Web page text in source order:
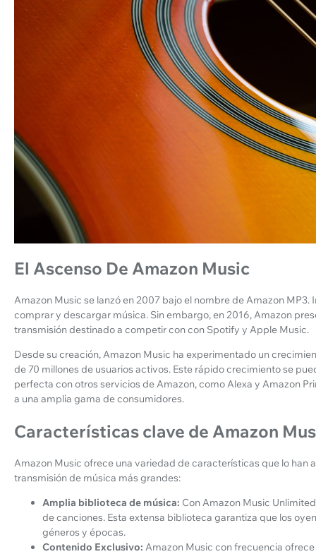
El Ascenso De Amazon Music
Amazon Music se lanzó en 2007 bajo el nombre de Amazon
comprar y descargar música. Sin embargo, en 2016, Amazon
transmisión destinado a competir con con Spotify y Apple Music.
Desde su creación, Amazon Music ha experimentado un
de 70 millones de usuarios activos. Este rápido crecimiento se
perfecta con otros servicios de Amazon, como Alexa y Amazon
a una amplia gama de consumidores.
Características clave de Amazon
Amazon Music ofrece una variedad de características que lo han
transmisión de música más grandes:
Amplia biblioteca de música: Con Amazon Music
de canciones. Esta extensa biblioteca garantiza que los
géneros y épocas.
Contenido Exclusivo: Amazon Music con frecuencia